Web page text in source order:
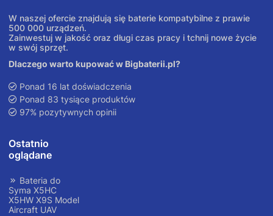
W naszej ofercie znajdują się baterie kompatybilne z prawie
500 000 urządzeń.
Zainwestuj w jakość oraz długi czas pracy i tchnij nowe życie
w swój sprzęt.
Dlaczego warto kupować w Bigbaterii.pl?
Ponad 16 lat doświadczenia
Ponad 83 tysiące produktów
97% pozytywnych opinii
Ostatnio
oglądane
Bateria do
Syma X5HC
X5HW X9S Model
Aircraft UAV